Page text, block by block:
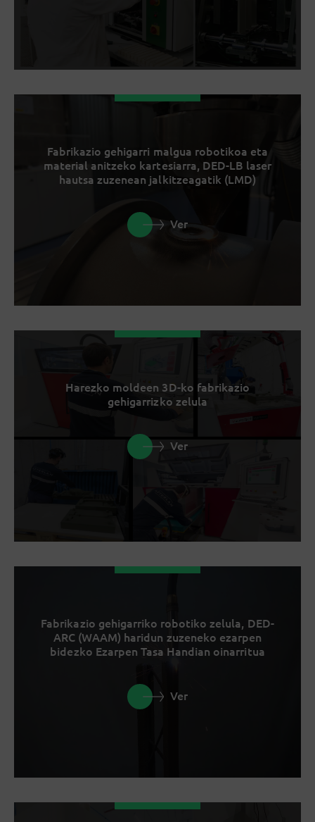
Fabrikazio gehigarri malgua robotikoa eta
material anitzeko kartesiarra, DED-LB laser
hautsa zuzenean jalkitzeagatik (LMD)
Ver
Harezko moldeen 3D-ko fabrikazio
gehigarrizko zelula
Ver
Fabrikazio gehigarriko robotiko zelula, DED-
ARC (WAAM) haridun zuzeneko ezarpen
bidezko Ezarpen Tasa Handian oinarritua
Ver